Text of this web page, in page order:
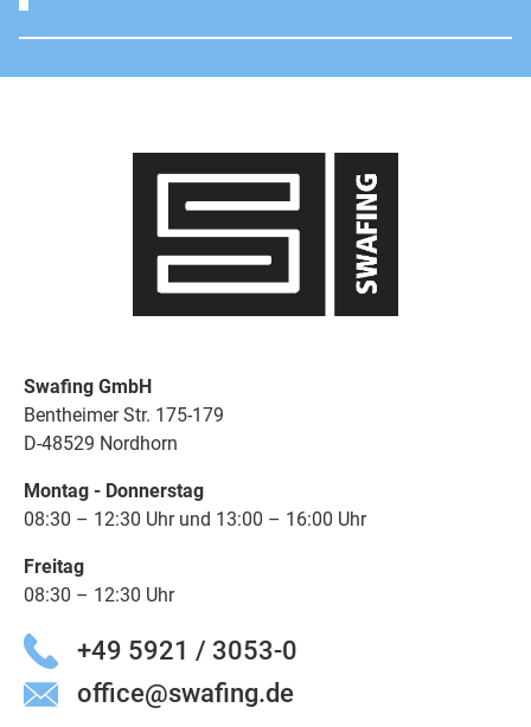
Swafing GmbH
Bentheimer Str. 175-179
D-48529 Nordhorn
Montag - Donnerstag
08:30 – 12:30 Uhr und 13:00 – 16:00 Uhr
Freitag
08:30 – 12:30 Uhr
+49 5921 / 3053-0
office@swafing.de